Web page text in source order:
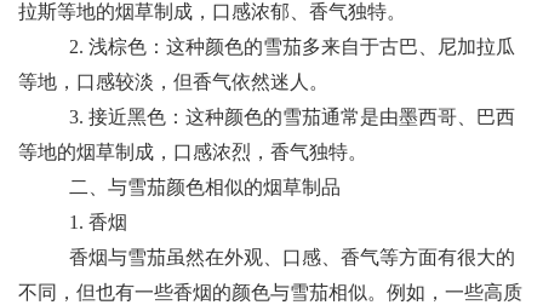
拉斯等地的烟草制成，口感浓郁、香气独特。
2. 浅棕色：这种颜色的雪茄多来自于古巴、尼加拉瓜
等地，口感较淡，但香气依然迷人。
3. 接近黑色：这种颜色的雪茄通常是由墨西哥、巴西
等地的烟草制成，口感浓烈，香气独特。
二、与雪茄颜色相似的烟草制品
1. 香烟
香烟与雪茄虽然在外观、口感、香气等方面有很大的
不同，但也有一些香烟的颜色与雪茄相似。例如，一些高质